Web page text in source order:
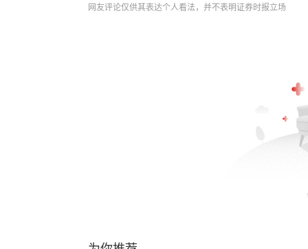
网友评论仅供其表达个人看法，并不表明证券时报立场